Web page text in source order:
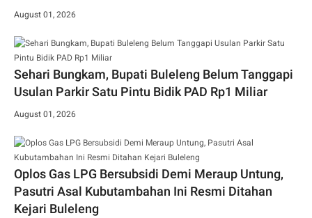
August 01, 2026
Sehari Bungkam, Bupati Buleleng Belum Tanggapi
Usulan Parkir Satu Pintu Bidik PAD Rp1 Miliar
August 01, 2026
Oplos Gas LPG Bersubsidi Demi Meraup Untung,
Pasutri Asal Kubutambahan Ini Resmi Ditahan
Kejari Buleleng